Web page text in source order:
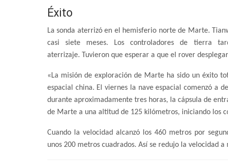
Éxito
La sonda aterrizó en el hemisferio norte de Marte.
casi siete meses. Los controladores de tierra
aterrizaje. Tuvieron que esperar a que el rover
«La misión de exploración de Marte ha sido un éxito
espacial china. El viernes la nave espacial comenzó a
durante aproximadamente tres horas, la cápsula de
de Marte a una altitud de 125 kilómetros, iniciando los
Cuando la velocidad alcanzó los 460 metros por
unos 200 metros cuadrados. Así se redujo la velocidad